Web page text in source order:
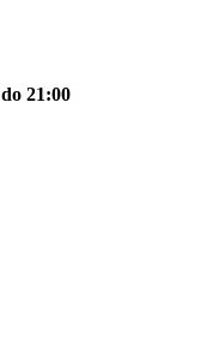
21:00